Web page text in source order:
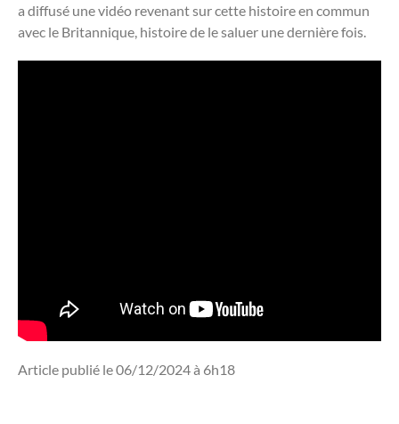
a diffusé une vidéo revenant sur cette histoire en commun
avec le Britannique, histoire de le saluer une dernière fois.
Article publié le 06/12/2024 à 6h18